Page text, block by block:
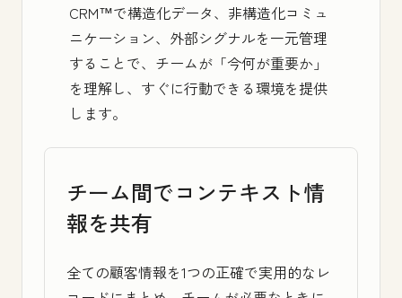
CRM™で構造化データ、非構造化コミュ
ニケーション、外部シグナルを一元管理
することで、チームが「今何が重要か」
を理解し、すぐに行動できる環境を提供
します。
チーム間でコンテキスト情
報を共有
全ての顧客情報を1つの正確で実用的なレ